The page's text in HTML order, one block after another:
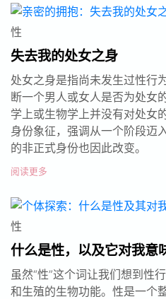
性
失去我的处女之身
处女之身是指尚未发生过性行
断一个男人或女人是否为处
学上或生物学上并没有对处女
身份象征，强调从一个阶段迈
的非正式身份也因此改变。
阅读更多
性
什么是性，以及它对我意
虽然“性”这个词让我们想到性
和生殖的生物功能。性是一个